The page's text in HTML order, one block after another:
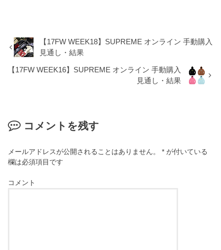
【17FW WEEK18】SUPREME オンライン 手動購入
見通し・結果
【17FW WEEK16】SUPREME オンライン 手動購入
見通し・結果
コメントを残す
メールアドレスが公開されることはありません。 * が付いている
欄は必須項目です
コメント